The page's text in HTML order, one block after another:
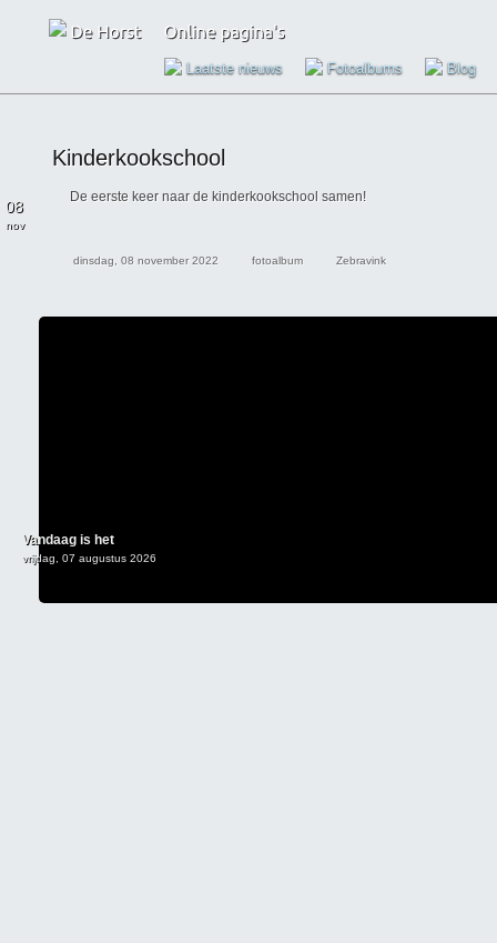
Laatste nieuws Fotoalbums Blog
08
nov
Kinderkookschool
De eerste keer naar de kinderkookschool samen!
dinsdag, 08 november 2022 fotoalbum Zebravink
Vandaag is het
vrijdag, 07 augustus 2026